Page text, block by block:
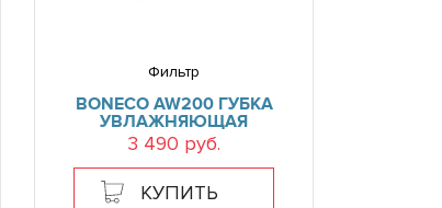
Фильтр
BONECO AW200 ГУБКА
УВЛАЖНЯЮЩАЯ
3 490 руб.
КУПИТЬ